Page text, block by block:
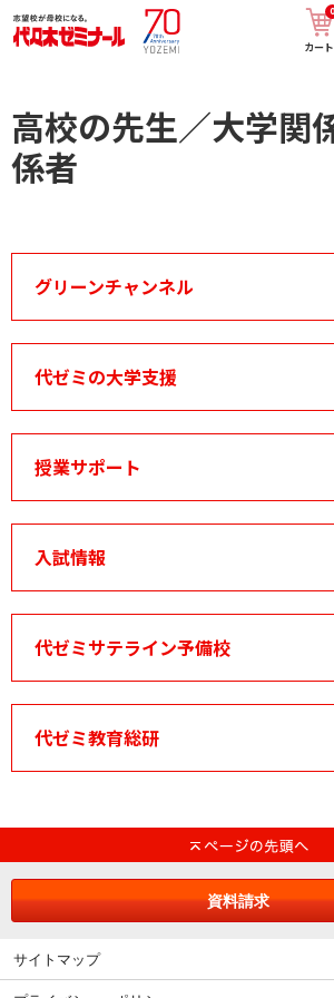
カート
0
高校の先生／大学関
係者
グリーンチャンネル
代ゼミの大学支援
授業サポート
入試情報
代ゼミサテライン予備校
代ゼミ教育総研
資料請求
サイトマップ